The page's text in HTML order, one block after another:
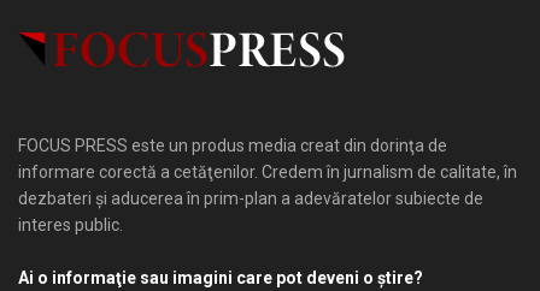
FOCUS PRESS este un produs media creat din dorinţa de
informare corectă a cetăţenilor. Credem în jurnalism de calitate, în
dezbateri şi aducerea în prim-plan a adevăratelor subiecte de
interes public.
Ai o informaţie sau imagini care pot deveni o ştire?